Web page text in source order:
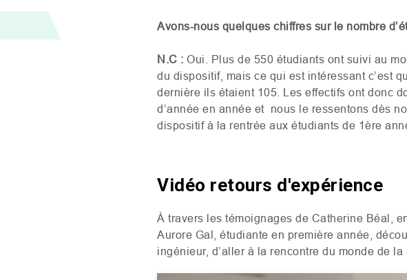
Avons-nous quelques chiffres sur le nombre
N.C : Oui. Plus de 550 étudiants ont suivi au
du dispositif, mais ce qui est intéressant c’est
dernière ils étaient 105. Les effectifs ont donc
d’année en année et nous le ressentons dès
dispositif à la rentrée aux étudiants de 1ère
Vidéo retours d'expérience
À travers les témoignages de Catherine Béal,
Aurore Gal, étudiante en première année,
ingénieur, d’aller à la rencontre du monde de la